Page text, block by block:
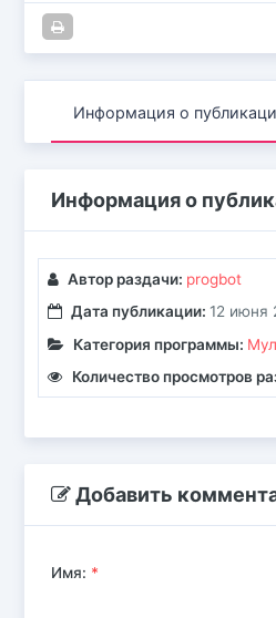
Информация о
Информация о
Автор раздачи: progbot
Дата публикации: 12 июня
Категория программы:
Количество просмотров
Добавить
Имя: *